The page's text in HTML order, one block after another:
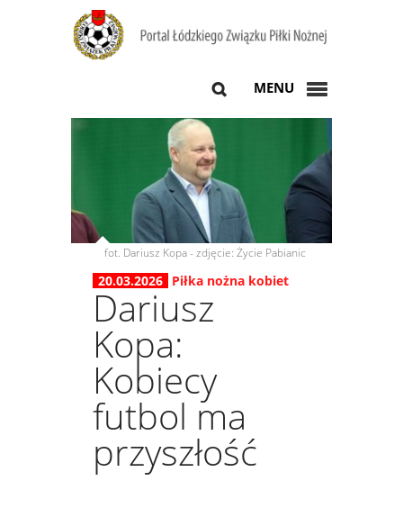
MENU
fot. Dariusz Kopa - zdjęcie: Życie Pabianic
20.03.2026 Piłka nożna kobiet
Dariusz
Kopa:
Kobiecy
futbol ma
przyszłość